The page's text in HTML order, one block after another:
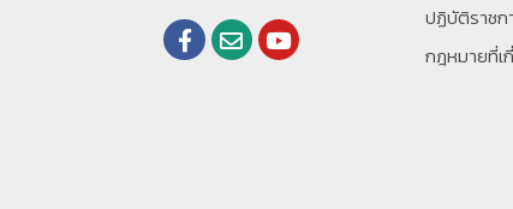
ปฏิบัติราชก
กฎหมายที่เ